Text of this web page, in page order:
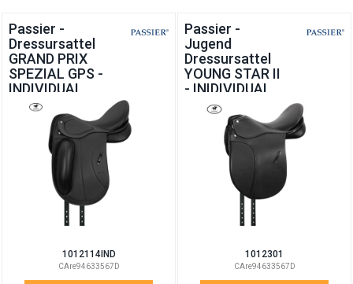
Passier -
Dressursattel
GRAND PRIX
SPEZIAL GPS -
INDIVIDUAL
1012114IND
CAre94633567D
Passier -
Jugend
Dressursattel
YOUNG STAR II
- INIDIVIDUAL
1012301
CAre94633567D